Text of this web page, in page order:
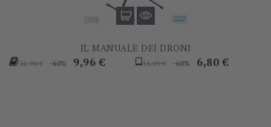
IL MANUALE DEI DRONI
Prezzo
24,90 € -60% Prezzo
9,96 €
Prezzo
16,99 € -60% Prezzo
6,80 €